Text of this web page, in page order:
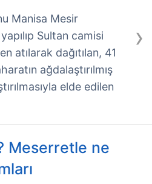
›
Manisa Mesir
Sultan camisi
atılarak dağıtılan, 41
ağdalaştırılmış
elde edilen
Meserretle ne